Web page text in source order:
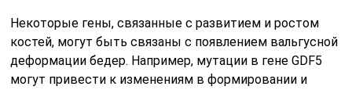
Некоторые гены, связанные с развитием и ростом
костей, могут быть связаны с появлением вальгусной
деформации бедер. Например, мутации в гене GDF5
могут привести к изменениям в формировании и